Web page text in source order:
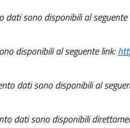
sono disponibili al seguente
disponibili al seguente link:
dati sono disponibili al
dati sono disponibili